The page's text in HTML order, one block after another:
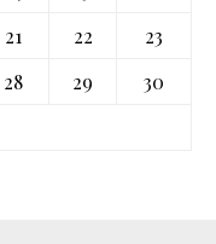
21 22
23
28 29
30